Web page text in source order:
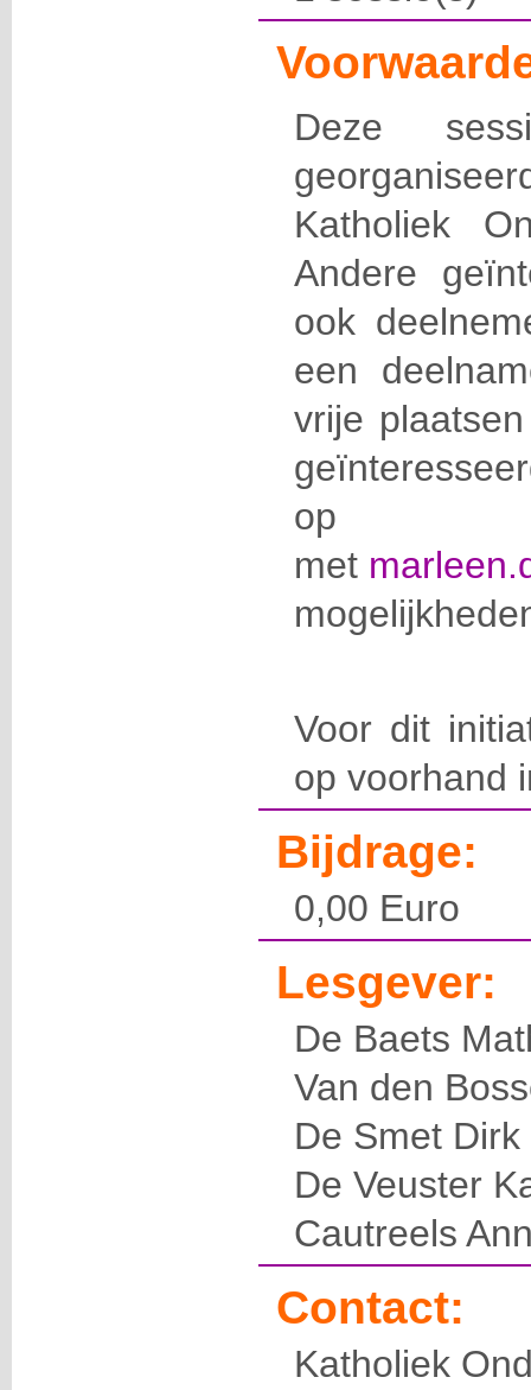
Deze
Katholiek
Andere
ook
een
vrije
op
met
Voor dit
op voorhand
Bijdrage:
0,00 Euro
Lesgever:
De Baets
Van den
De Smet Dirk
De Veuster
Cautreels
Contact:
Katholiek